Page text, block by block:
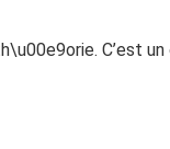
C’est